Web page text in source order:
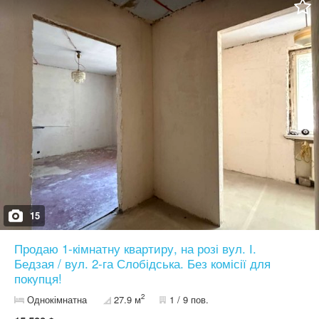
двери.На балконе и лоджии остекление качественное
деревянное.На кухне и в детской МПО. В квартире два водяных
стояка,на каждом бойлер.В зале кондиционер.В ванной
вертикальная стиральная машина. Дом ОСББ.Ухоженный
под'езд.Видеонаблюдение.Отличный спокойный двор.Красиво и
комфортно.Зоны отдыха, детские площадки, контейнер с
привозной чистой водой. Лучший район города.Детсад,школа,
АТБ, Комфи, рынок Юлиана.Автобусы, маршрутки, трллейбусы
в любой район города. Документы готовы, прописанных нет.
Быстрый показ. Возможна продажа по ваучеру или
сертификату.
15
Продаю 1-кімнатну квартиру, на розі вул. І.
Бедзая / вул. 2-га Слобідська. Без комісії для
покупця!
Однокімнатна 27.9 м2 1 / 9 пов.